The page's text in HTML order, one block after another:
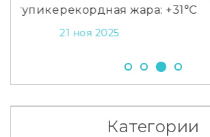
рекордная жара: +31°C
21 ноя 2025
Категории